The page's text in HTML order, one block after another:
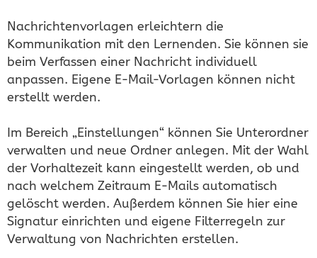
Nachrichtenvorlagen erleichtern die
Kommunikation mit den Lernenden. Sie können sie
beim Verfassen einer Nachricht individuell
anpassen. Eigene E-Mail-Vorlagen können nicht
erstellt werden.
Im Bereich „Einstellungen“ können Sie Unterordner
verwalten und neue Ordner anlegen. Mit der Wahl
der Vorhaltezeit kann eingestellt werden, ob und
nach welchem Zeitraum E-Mails automatisch
gelöscht werden. Außerdem können Sie hier eine
Signatur einrichten und eigene Filterregeln zur
Verwaltung von Nachrichten erstellen.